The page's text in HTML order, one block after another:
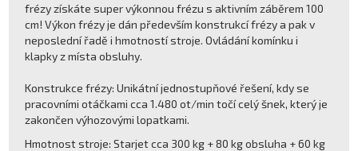
frézy získáte super výkonnou frézu s aktivním záběrem 100
cm! Výkon frézy je dán především konstrukcí frézy a pak v
neposlední řadě i hmotností stroje. Ovládání komínku i
klapky z místa obsluhy.
Konstrukce frézy: Unikátní jednostupňové řešení, kdy se
pracovními otáčkami cca 1.480 ot/min točí celý šnek, který je
zakončen výhozovými lopatkami.
Hmotnost stroje: Starjet cca 300 kg + 80 kg obsluha + 60 kg